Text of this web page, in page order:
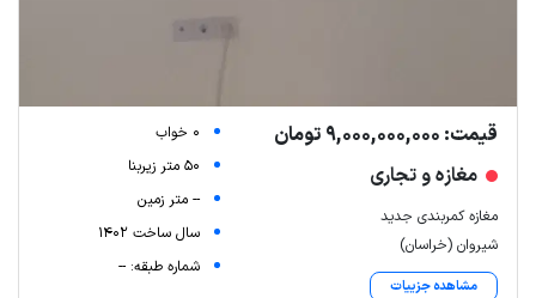
قیمت: 9,000,000,000 تومان
مغازه و تجاری
مغازه کمربندی جدید
شیروان (خراسان)
مشاهده جزییات
0 خواب
50 متر زیربنا
-- متر زمین
سال ساخت 1402
شماره طبقه: --